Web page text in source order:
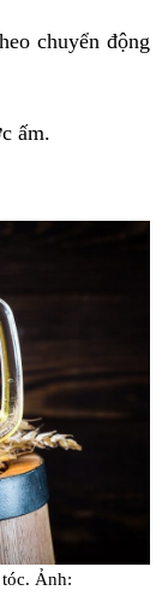
chuyển động
ấm.
Ảnh: